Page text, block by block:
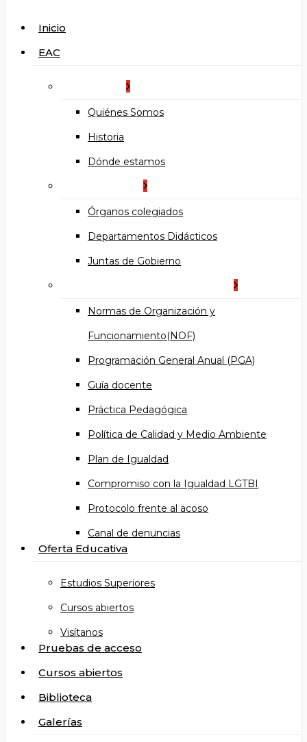
search
Menu
Inicio
EAC
Quiénes Somos
Historia
Dónde estamos
Órganos colegiados
Departamentos Didácticos
Juntas de Gobierno
Normas de Organización y
Funcionamiento(NOF)
Programación General Anual (PGA)
Guía docente
Práctica Pedagógica
Política de Calidad y Medio Ambiente
Plan de Igualdad
Compromiso con la Igualdad LGTBI
Protocolo frente al acoso
Canal de denuncias
Oferta Educativa
Estudios Superiores
Cursos abiertos
Visítanos
Pruebas de acceso
Cursos abiertos
Biblioteca
Galerías